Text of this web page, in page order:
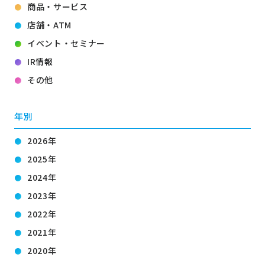
商品・サービス
店舗・ATM
イベント・セミナー
IR情報
その他
年別
2026年
2025年
2024年
2023年
2022年
2021年
2020年